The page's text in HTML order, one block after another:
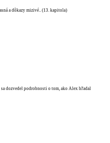
a dôkazy mizivé.. (13. kapitola)
dozvedel podrobnosti o tom, ako Alex hľadal